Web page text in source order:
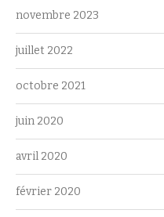
novembre 2023
juillet 2022
octobre 2021
juin 2020
avril 2020
février 2020